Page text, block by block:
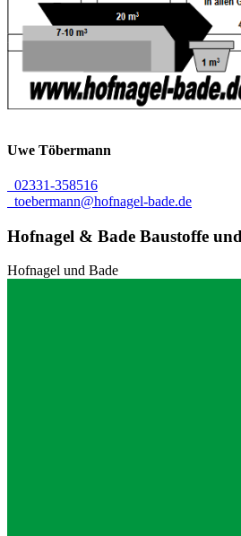
Uwe Töbermann
02331-358516
toebermann@hofnagel-bade.de
Hofnagel & Bade Baustoffe
Hofnagel und Bade